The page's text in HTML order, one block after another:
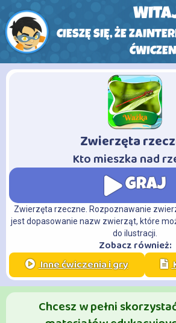
CIESZĘ SIĘ, ŻE
Zwierzęta
-
Kto mieszka nad
GRAJ
Zwierzęta rzeczne. Rozpoznawanie
jest dopasowanie nazw zwierząt, które
do ilustracji.
Zobacz również:
Inne ćwiczenia i gry
Chcesz w pełni